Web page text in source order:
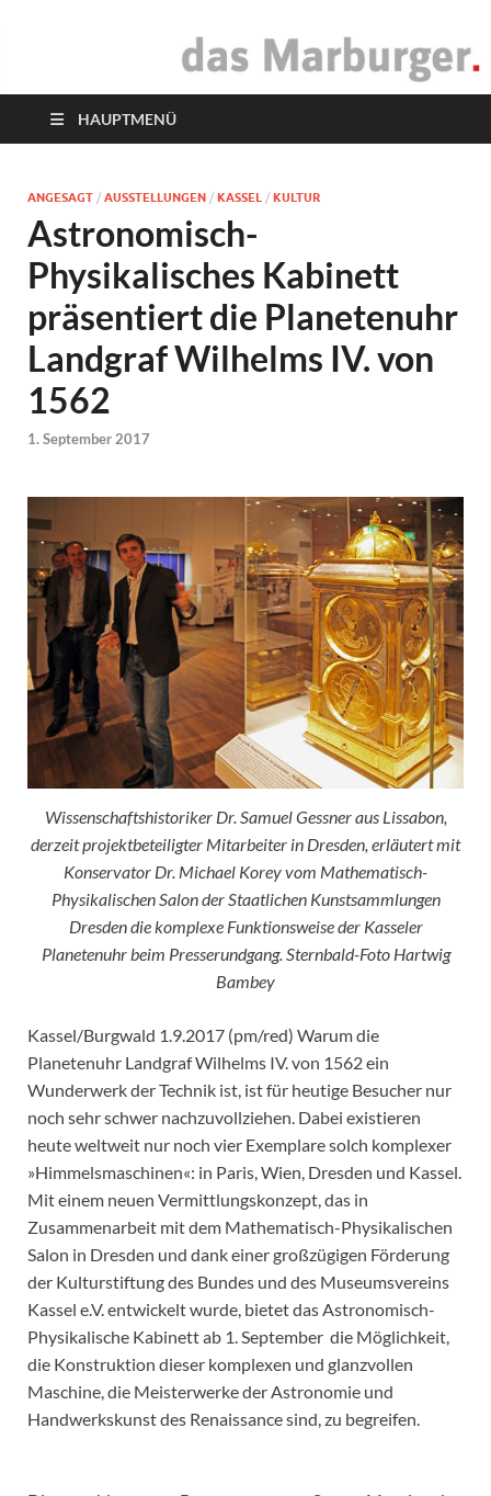
das Marburger.
HAUPTMENÜ
ANGESAGT / AUSSTELLUNGEN / KASSEL / KULTUR
Astronomisch-
Physikalisches Kabinett
präsentiert die Planetenuhr
Landgraf Wilhelms IV. von
1562
1. September 2017
Wissenschaftshistoriker Dr. Samuel Gessner aus Lissabon,
derzeit projektbeteiligter Mitarbeiter in Dresden, erläutert mit
Konservator Dr. Michael Korey vom Mathematisch-
Physikalischen Salon der Staatlichen Kunstsammlungen
Dresden die komplexe Funktionsweise der Kasseler
Planetenuhr beim Presserundgang. Sternbald-Foto Hartwig
Bambey
Kassel/Burgwald 1.9.2017 (pm/red) Warum die
Planetenuhr Landgraf Wilhelms IV. von 1562 ein
Wunderwerk der Technik ist, ist für heutige Besucher nur
noch sehr schwer nachzuvollziehen. Dabei existieren
heute weltweit nur noch vier Exemplare solch komplexer
»Himmelsmaschinen«: in Paris, Wien, Dresden und Kassel.
Mit einem neuen Vermittlungskonzept, das in
Zusammenarbeit mit dem Mathematisch-Physikalischen
Salon in Dresden und dank einer großzügigen Förderung
der Kulturstiftung des Bundes und des Museumsvereins
Kassel e.V. entwickelt wurde, bietet das Astronomisch-
Physikalische Kabinett ab 1. September die Möglichkeit,
die Konstruktion dieser komplexen und glanzvollen
Maschine, die Meisterwerke der Astronomie und
Handwerkskunst des Renaissance sind, zu begreifen.